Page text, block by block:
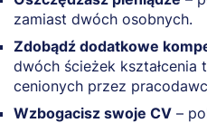
zamiast dwóch osobnych.
Zdobądź dodatkowe
dwóch ścieżek kształcenia
cenionych przez
Wzbogacisz swoje CV –